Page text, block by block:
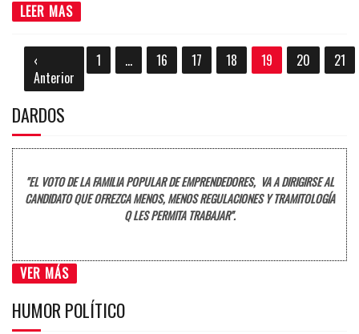
LEER MAS
‹
Anterior
1 ... 16 17 18 19 20 21
DARDOS
"EL VOTO DE LA FAMILIA POPULAR DE EMPRENDEDORES, VA A DIRIGIRSE AL
CANDIDATO QUE OFREZCA MENOS, MENOS REGULACIONES Y TRAMITOLOGÍA
Q LES PERMITA TRABAJAR".
VER MÁS
HUMOR POLÍTICO